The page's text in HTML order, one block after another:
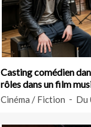
Casting comédien
rôles dans un film
Cinéma / Fiction Du